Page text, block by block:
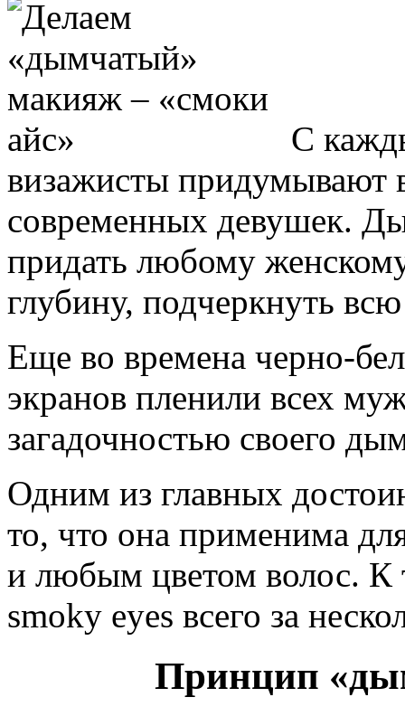
С
визажисты придумывают
современных девушек.
придать любому
глубину, подчеркнуть
Еще во времена черно-
экранов пленили всех
загадочностью своего
Одним из главных
то, что она применима
и любым цветом волос. К
smoky eyes всего за
Принцип